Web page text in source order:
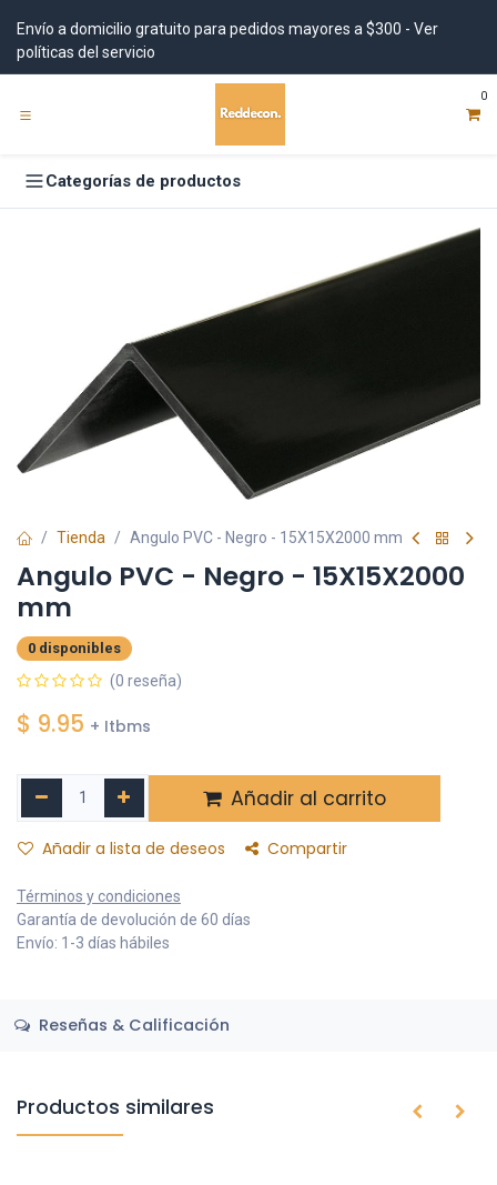
Envío a domicilio gratuito para pedidos mayores a $300 - Ver
políticas del servicio
0
Categorías de productos
Tienda Angulo PVC - Negro - 15X15X2000 mm
Angulo PVC - Negro - 15X15X2000
mm
0 disponibles
(0 reseña)
$ 9.95 + Itbms
Añadir al carrito
Añadir a lista de deseos Compartir
Términos y condiciones
Garantía de devolución de 60 días
Envío: 1-3 días hábiles
Reseñas & Calificación
Productos similares